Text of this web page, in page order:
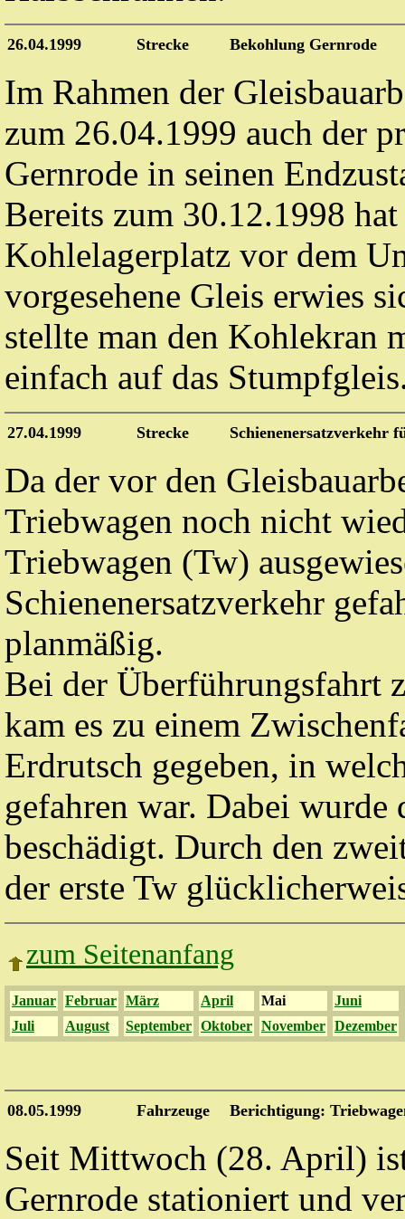
26.04.1999 Strecke Bekohlung Gernrode
Im Rahmen der
zum 26.04.1999 auch der
Gernrode in seinen
Bereits zum 30.12.1998
Kohlelagerplatz vor dem
vorgesehene Gleis erwies
stellte man den Kohlekran
einfach auf das
27.04.1999 Strecke Schienenersatzverkehr
Da der vor den
Triebwagen noch nicht
Triebwagen (Tw)
Schienenersatzverkehr
planmäßig.
Bei der Überführungsfahrt
kam es zu einem
Erdrutsch gegeben, in
gefahren war. Dabei wurde
beschädigt. Durch den
der erste Tw
zum Seitenanfang
Januar Februar März April Mai
Juni
Juli
August September Oktober November Dezember
08.05.1999 Fahrzeuge Berichtigung:
Seit Mittwoch (28. April)
Gernrode stationiert und